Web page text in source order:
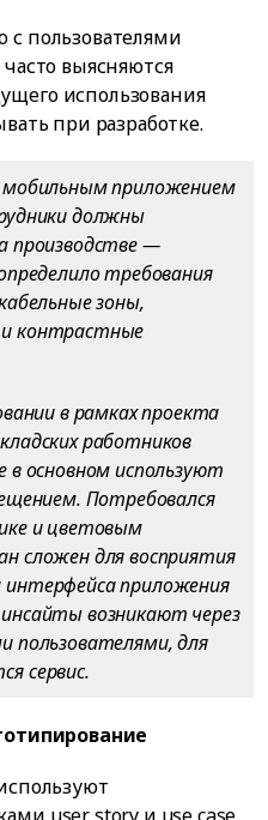
пользователями
выясняются
использования
при разработке.
приложением
должны
производстве —
требования
зоны,
контрастные
в рамках проекта
работников
в основном используют
Потребовался
и цветовым
сложен для восприятия
приложения
возникают через
пользователями, для
сервис.